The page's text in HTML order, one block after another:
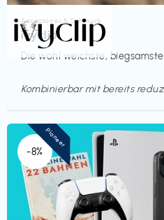
Accessoires & Schmuck
ivyclip
Die wohl weichste,
€€‎
Kombinierbar mit bereits
-8%
Pioneer